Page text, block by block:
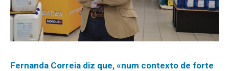
Fernanda Correia diz que, «num contexto de forte